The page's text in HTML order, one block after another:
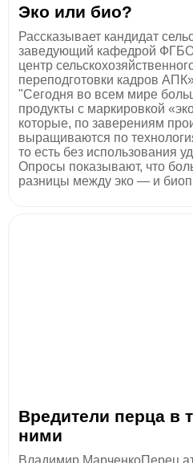
Эко или био?
Рассказывает кандидат
заведующий кафедрой
центр
переподготовки кадров
"Сегодня во всем мире
продукты с маркировкой
которые, по заверениям
выращиваются по
то есть без использования
Опросы показывают, что
разницы между эко — и
Вредители перца в
ними
Владимир МарченкоПерец